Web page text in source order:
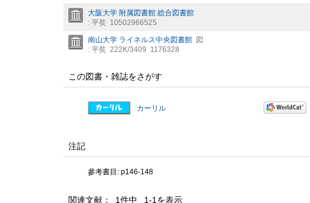
大阪大学 附属図書館 総合図書館
: 平奘 10502966525
南山大学 ライネルス中央図書館 図
: 平奘 222K/3409 1176328
この図書・雑誌をさがす
カーリル
注記
參考書目: p146-148
関連文献： 1件中 1-1を表示